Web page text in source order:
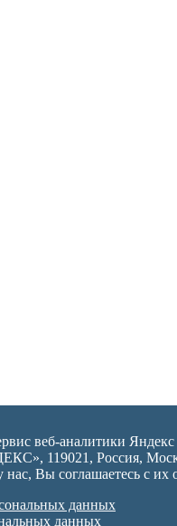
веб-аналитики
119021, Россия,
нас, Вы соглашаетесь с их
данных
данных